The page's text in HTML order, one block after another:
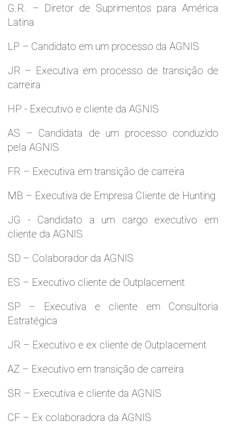
G.R. – Diretor de Suprimentos para América
Latina
LP – Candidato em um processo da AGNIS
JR – Executiva em processo de transição de
carreira
HP - Executivo e cliente da AGNIS
AS – Candidata de um processo conduzido
pela AGNIS
FR – Executiva em transição de carreira
MB – Executiva de Empresa Cliente de Hunting
JG - Candidato a um cargo executivo em
cliente da AGNIS
SD – Colaborador da AGNIS
ES – Executivo cliente de Outplacement
SP – Executiva e cliente em Consultoria
Estratégica
JR – Executivo e ex cliente de Outplacement
AZ – Executivo em transição de carreira
SR – Executiva e cliente da AGNIS
CF – Ex colaboradora da AGNIS